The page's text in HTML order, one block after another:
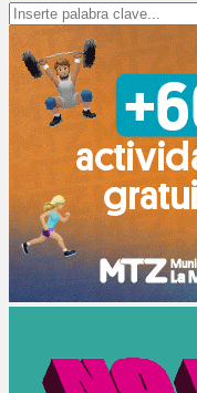
Search
for: